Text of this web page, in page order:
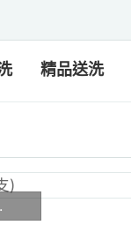
精品送洗